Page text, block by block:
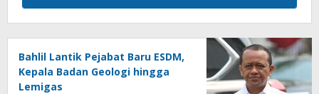
Bahlil Lantik Pejabat Baru ESDM,
Kepala Badan Geologi hingga
Lemigas